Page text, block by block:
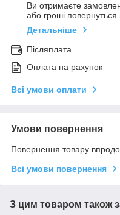
Ви отримаєте
або гроші
Детальніше
Післяплата
Оплата на рахунок
Всі умови оплати
Умови повернення
Повернення товару
Всі умови повернення
З цим товаром також